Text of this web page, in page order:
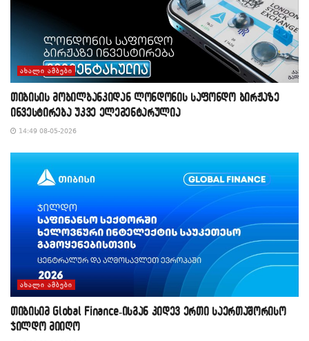
ᲐᲮᲐᲚᲘ ᲐᲛᲑᲔᲑᲘ
თიბისის მობილბანკიდან ლონდონის საფონდო ბირჟაზე
ინვესტირება უკვე ელემენტარულია
14:49 08-05-2026
ᲐᲮᲐᲚᲘ ᲐᲛᲑᲔᲑᲘ
თიბისიმ Global Finance-ისგან კიდევ ერთი საერთაშორისო
ჯილდო მიიღო